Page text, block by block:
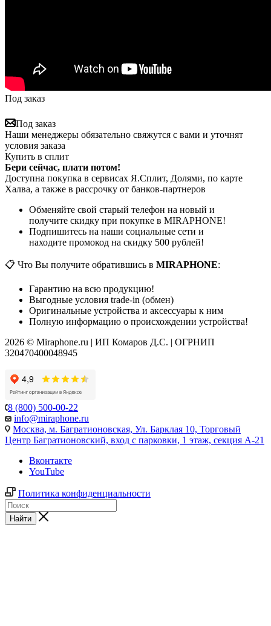
Под заказ
Под заказ
Наши менеджеры обязательно свяжутся с вами и уточнят
условия заказа
Купить в сплит
Бери сейчас, плати потом!
Доступна покупка в сервисах Я.Сплит, Долями, по карте
Халва, а также в рассрочку от банков-партнеров
Обменяйте свой старый телефон на новый и
получите скидку при покупке в MIRAPHONE!
Подпишитесь на наши социальные сети и
находите промокод на скидку 500 рублей!
📋 Что Вы получите обратившись в MIRAPHONE:
Гарантию на всю продукцию!
Выгодные условия trade-in (обмен)
Оригинальные устройства и аксессуары к ним
Полную информацию о происхождении устройства!
2026 © Miraphone.ru | ИП Комаров Д.С. | ОГРНИП
320470400048945
8 (800) 500-00-22
info@miraphone.ru
Москва, м. Багратионовская, Ул. Барклая 10, Торговый
Центр Багратионовский, вход с парковки, 1 этаж, секция А-21
Вконтакте
YouTube
Политика конфиденциальности
Найти